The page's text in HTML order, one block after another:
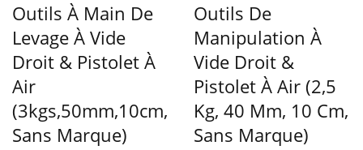
Outils À Main De
Levage À Vide
Droit & Pistolet À
Air
(3kgs,50mm,10cm,
Sans Marque)
Outils De
Manipulation À
Vide Droit &
Pistolet À Air (2,5
Kg, 40 Mm, 10 Cm,
Sans Marque)